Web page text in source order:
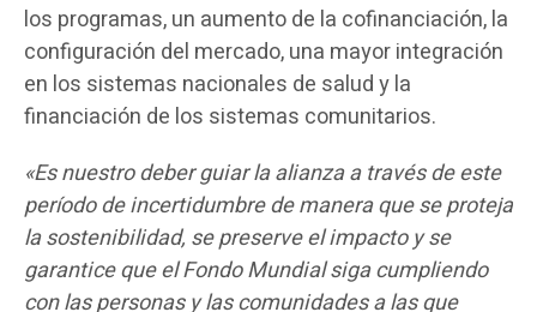
los programas, un aumento de la cofinanciación, la
configuración del mercado, una mayor integración
en los sistemas nacionales de salud y la
financiación de los sistemas comunitarios.
«Es nuestro deber guiar la alianza a través de este
período de incertidumbre de manera que se proteja
la sostenibilidad, se preserve el impacto y se
garantice que el Fondo Mundial siga cumpliendo
con las personas y las comunidades a las que